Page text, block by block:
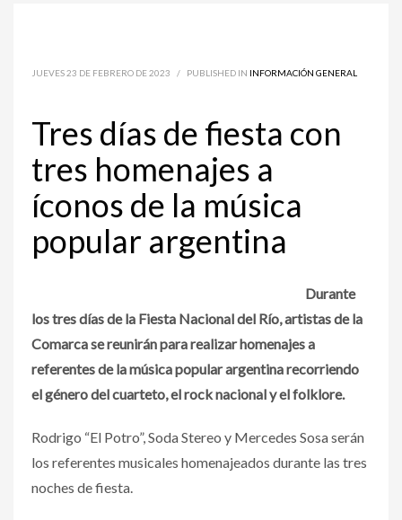
JUEVES 23 DE FEBRERO DE 2023 / PUBLISHED IN INFORMACIÓN GENERAL
Tres días de fiesta con
tres homenajes a
íconos de la música
popular argentina
Durante
los tres días de la Fiesta Nacional del Río, artistas de la
Comarca se reunirán para realizar homenajes a
referentes de la música popular argentina recorriendo
el género del cuarteto, el rock nacional y el folklore.
Rodrigo “El Potro”, Soda Stereo y Mercedes Sosa serán
los referentes musicales homenajeados durante las tres
noches de fiesta.